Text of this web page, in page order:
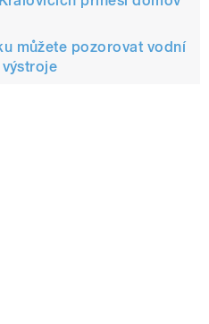
můžete pozorovat vodní